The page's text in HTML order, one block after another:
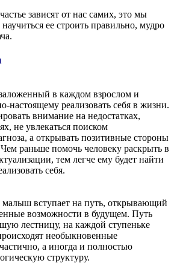
зависят от нас самих, это мы
ее строить правильно, мудро
в каждом взрослом и
настоящему реализовать себя в жизни.
внимание на недостатках,
не увлекаться поиском
а открывать позитивные стороны
раньше помочь человеку раскрыть в
тем легче ему будет найти
себя.
вступает на путь, открывающий
возможности в будущем. Путь
лестницу, на каждой ступеньке
необыкновенные
а иногда и полностью
структуру.